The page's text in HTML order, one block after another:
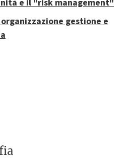
e il "risk management"
gestione e